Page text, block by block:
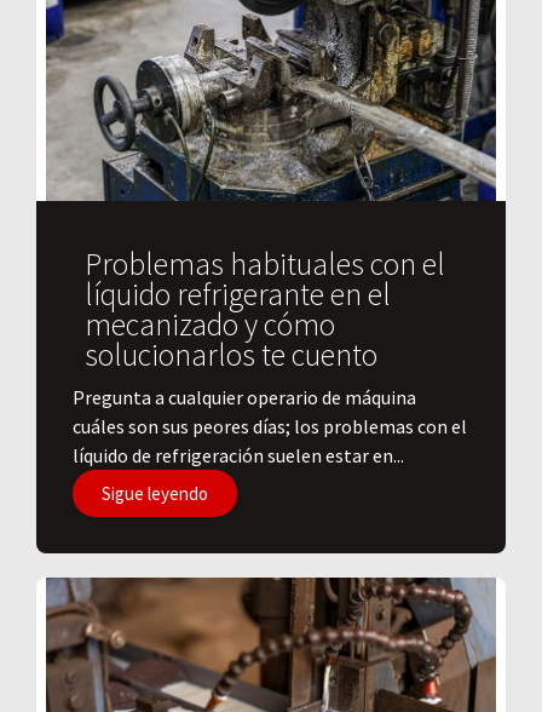
Problemas habituales con el
líquido refrigerante en el
mecanizado y cómo
solucionarlos te cuento
Pregunta a cualquier operario de máquina
cuáles son sus peores días; los problemas con el
líquido de refrigeración suelen estar en...
Sigue leyendo